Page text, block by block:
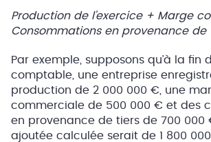
Production de l’exercice + Marge
Consommations en provenance de
Par exemple, supposons qu’à la fin
comptable, une entreprise
production de 2 000 000 €, une
commerciale de 500 000 € et des
en provenance de tiers de 700 000
ajoutée calculée serait de 1 800